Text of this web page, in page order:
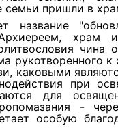
семьи пришли в
название
храм
чина
рукотворенного
каковыми
при
для
-
особую